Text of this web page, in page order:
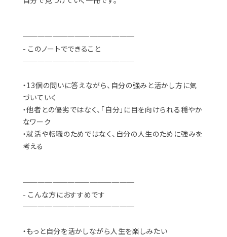
───────────────
- このノートでできること
───────────────
・13個の問いに答えながら、自分の強みと活かし方に気
づいていく
・他者との優劣ではなく、「自分」に目を向けられる穏やか
なワーク
・就活や転職のためではなく、自分の人生のために強みを
考える
───────────────
- こんな方におすすめです
───────────────
・もっと自分を活かしながら人生を楽しみたい